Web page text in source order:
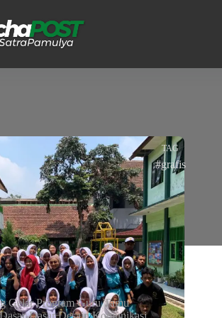
TAG
#grafis
Gelar Program Guru Tamu
Dasar Desain Komunikasi